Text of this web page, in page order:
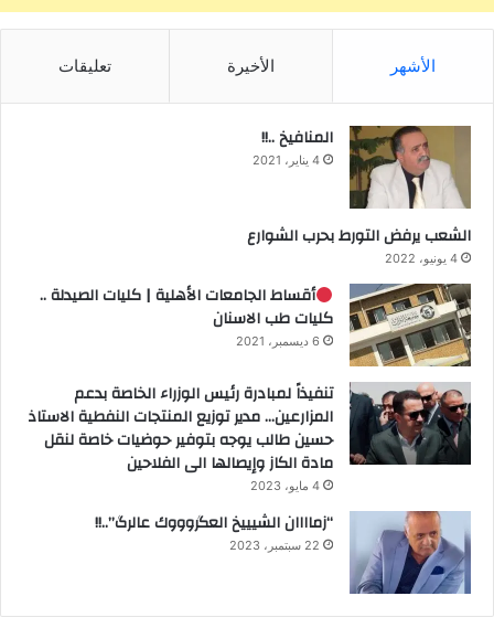
الأشهر الأخيرة تعليقات
المنافيخ ..!!
4 يناير، 2021
الشعب يرفض التورط بحرب الشوارع
4 يونيو، 2022
أقساط الجامعات الأهلية | كليات الصيدلة ..
كليات طب الاسنان
6 ديسمبر، 2021
تنفيذاً لمبادرة رئيس الوزراء الخاصة بدعم
المزارعين… مدير توزيع المنتجات النفطية الاستاذ
حسين طالب يوجه بتوفير حوضيات خاصة لنقل
مادة الكاز وإيصالها الى الفلاحين
4 مايو، 2023
“زماااان الشيييخ العگروووك عالرگ”..!!
22 سبتمبر، 2023